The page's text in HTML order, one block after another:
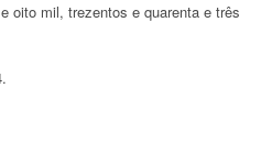
oito mil, trezentos e quarenta e três